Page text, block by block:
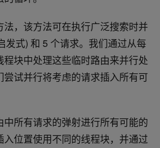
，该方法可在执行广泛搜索时并
发式) 和 5 个请求。我们通过从每
块中处理这些临时路由来并行处
试并行将考虑的请求插入所有可
所有请求的弹射进行所有可能的
位置使用不同的线程块，并通过